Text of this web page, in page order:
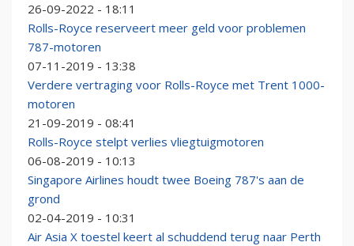
26-09-2022 - 18:11
Rolls-Royce reserveert meer geld voor problemen
787-motoren
07-11-2019 - 13:38
Verdere vertraging voor Rolls-Royce met Trent 1000-
motoren
21-09-2019 - 08:41
Rolls-Royce stelpt verlies vliegtuigmotoren
06-08-2019 - 10:13
Singapore Airlines houdt twee Boeing 787's aan de
grond
02-04-2019 - 10:31
Air Asia X toestel keert al schuddend terug naar Perth